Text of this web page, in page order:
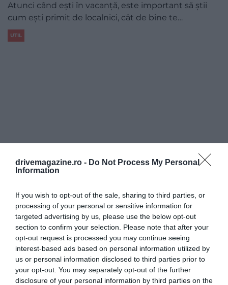
drivemagazine.ro - Do Not Process My Personal
Information
If you wish to opt-out of the sale, sharing to third parties, or
processing of your personal or sensitive information for
targeted advertising by us, please use the below opt-out
section to confirm your selection. Please note that after your
opt-out request is processed you may continue seeing
interest-based ads based on personal information utilized by
us or personal information disclosed to third parties prior to
your opt-out. You may separately opt-out of the further
disclosure of your personal information by third parties on the
Atunci când ești în vacanță, este important să știi
cum ești primit de localnici, cât de bine te…
UTIL